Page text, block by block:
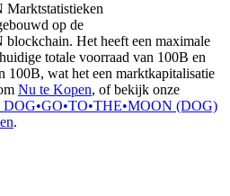
op de
Het heeft een maximale
totale voorraad van 100B en
100B, wat het een marktkapitalisatie
Nu te Kopen, of bekijk onze
DOG•GO•TO•THE•MOON (DOG)
.